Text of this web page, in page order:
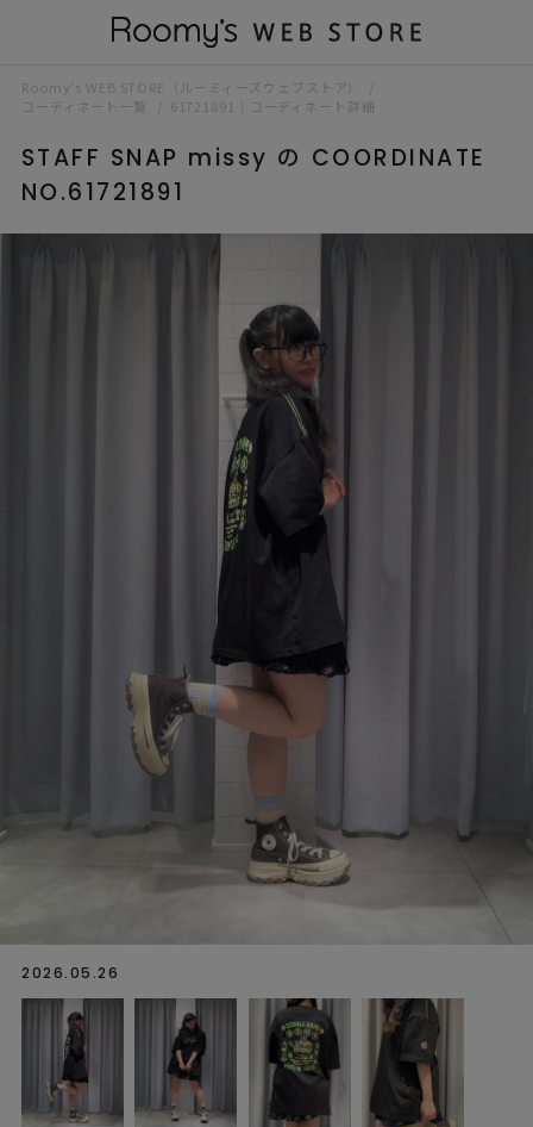
Roomy’s WEB STORE（ルーミィーズウェブストア）
コーディネート一覧
61721891｜コーディネート詳細
STAFF SNAP missy の COORDINATE
NO.61721891
2026.05.26